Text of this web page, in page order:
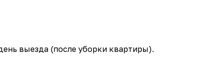
выезда (после уборки квартиры).